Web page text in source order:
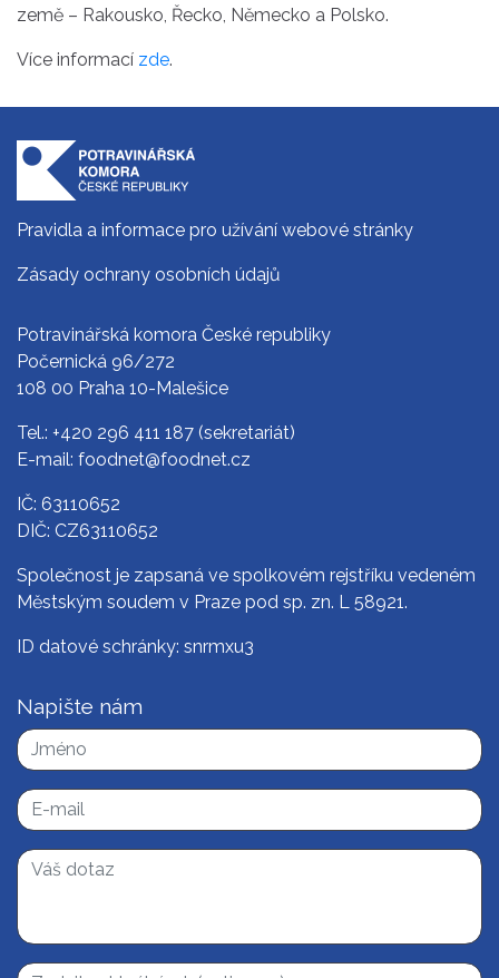
země – Rakousko, Řecko, Německo a Polsko.
Více informací zde.
Pravidla a informace pro užívání webové stránky
Zásady ochrany osobních údajů
Potravinářská komora České republiky
Počernická 96/272
108 00 Praha 10-Malešice
Tel.: +420 296 411 187 (sekretariát)
E-mail: foodnet@foodnet.cz
IČ: 63110652
DIČ: CZ63110652
Společnost je zapsaná ve spolkovém rejstříku vedeném
Městským soudem v Praze pod sp. zn. L 58921.
ID datové schránky: snrmxu3
Napište nám